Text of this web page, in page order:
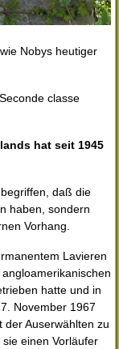
Nobys heutiger
classe
hat seit 1945
daß die
haben, sondern
Vorhang.
Lavieren
hatte und in
November 1967
der Auserwählten zu
einen Vorläufer